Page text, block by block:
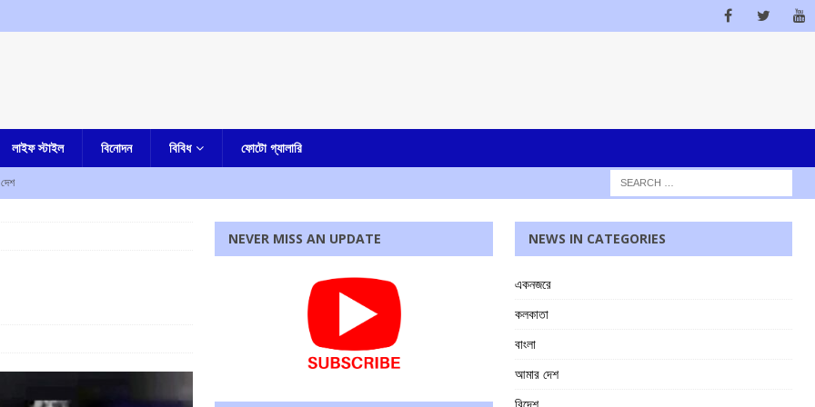
লাইফ স্টাইল বিনোদন বিবিধ ফোটো গ্যালারি
প্রাণ হারালেন ৩ জন, আহত আরও ৮ জন
করতেই ফের সুপ্রিম কোর্টে আর্জি অভিষেকের
পুলিশ সুপার কী বললেন
NEVER MISS AN UPDATE NEWS IN CATEGORIES
একনজরে
কলকাতা
বাংলা
আমার দেশ